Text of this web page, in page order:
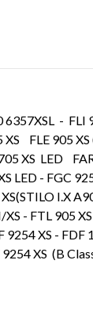
- FLI
FLE 905 XS
XS LED
LED - FGC
I.X
- FTL 905
XS - FDF
XS (B